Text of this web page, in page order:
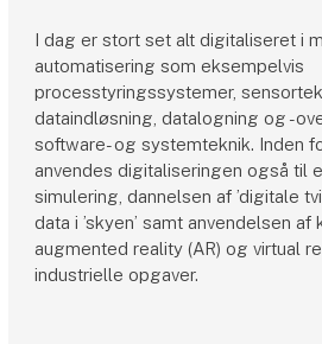
I dag er stort set alt digitaliseret i
automatisering som eksempelvis
processtyringssystemer,
dataindløsning, datalogning og -
software- og systemteknik. Inden
anvendes digitaliseringen også til
simulering, dannelsen af ’digitale
data i ’skyen’ samt anvendelsen
augmented reality (AR) og virtual
industrielle opgaver.